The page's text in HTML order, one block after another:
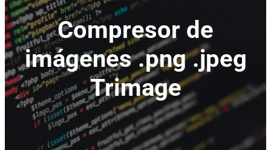
Compresor de
imágenes .png .jpeg
Trimage